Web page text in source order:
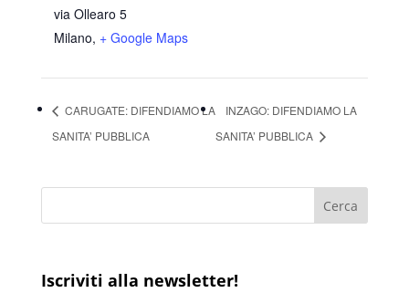
via Ollearo 5
Milano, + Google Maps
CARUGATE: DIFENDIAMO LA
SANITA’ PUBBLICA
INZAGO: DIFENDIAMO LA
SANITA’ PUBBLICA
Iscriviti alla newsletter!